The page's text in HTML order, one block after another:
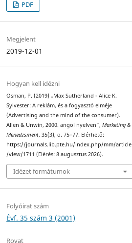
PDF
Megjelent
2019-12-01
Hogyan kell idézni
Osman, P. (2019) „Max Sutherland - Alice K.
Sylvester: A reklám, és a fogyasztó elméje
(Advertising and the mind of the consumer).
Allen & Unwin, 2000. angol nyelven”,Marketing &
Menedzsment, 35(3), o. 75–77. Elérhető:
https://journals.lib.pte.hu/index.php/mm/article
/view/1711 (Elérés: 8 augusztus 2026).
Idézet formátumok
Folyóirat szám
Évf. 35 szám 3 (2001)
Rovat